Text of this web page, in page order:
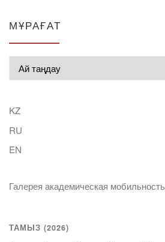
МҰРАҒАТ
KZ
RU
EN
Галерея академическая мобильность
ТАМЫЗ (2026)